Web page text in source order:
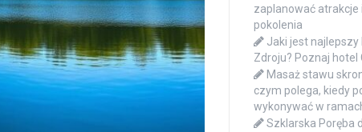
zaplanować atrakcje
pokolenia
Jaki jest najlepszy
Zdroju? Poznaj hotel
Masaż stawu
czym polega, kiedy
wykonywać w
Szklarska Poręba